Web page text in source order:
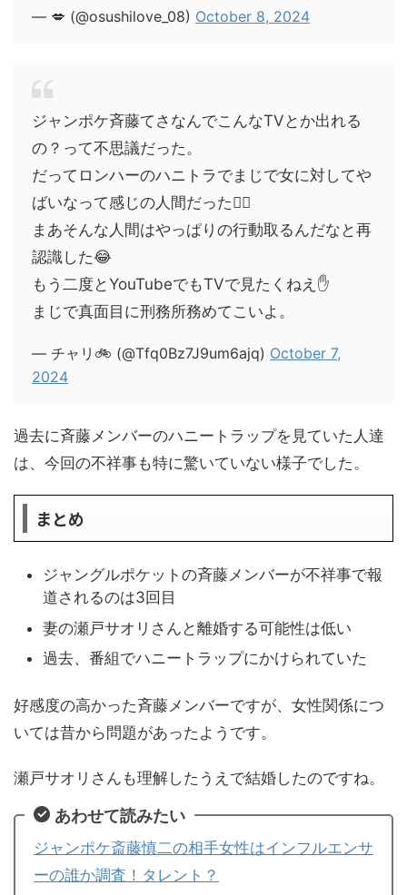
— 💋 (@osushilove_08) October 8, 2024
ジャンポケ斉藤てさなんでこんなTVとか出れる
の？って不思議だった。
だってロンハーのハニトラでまじで女に対してや
ばいなって感じの人間だった🙂‍↕️
まあそんな人間はやっぱりの行動取るんだなと再
認識した😂
もう二度とYouTubeでもTVで見たくねえ✋
まじで真面目に刑務所務めてこいよ。
— チャリ🚲 (@Tfq0Bz7J9um6ajq) October 7,
2024
過去に斉藤メンバーのハニートラップを見ていた人達
は、今回の不祥事も特に驚いていない様子でした。
まとめ
ジャングルポケットの斉藤メンバーが不祥事で報
道されるのは3回目
妻の瀬戸サオリさんと離婚する可能性は低い
過去、番組でハニートラップにかけられていた
好感度の高かった斉藤メンバーですが、女性関係につ
いては昔から問題があったようです。
瀬戸サオリさんも理解したうえで結婚したのですね。
あわせて読みたい
ジャンポケ斎藤慎二の相手女性はインフルエンサ
ーの誰か調査！タレント？